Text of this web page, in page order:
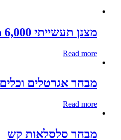
מצנן תעשייתי 6,000 L.C MrGan
Read more
מבחר אגרטלים וכלים
Read more
מבחר סלסלאות קש